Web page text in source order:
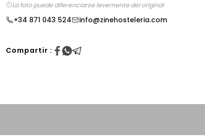
La foto puede diferenciarse levemente del original
+34 871 043 524 info@zinehosteleria.com
Compartir :